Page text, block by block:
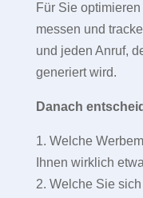
Für Sie
messen und
und jeden Anruf,
generiert wird.
Danach
1. Welche
Ihnen wirklich
2. Welche Sie